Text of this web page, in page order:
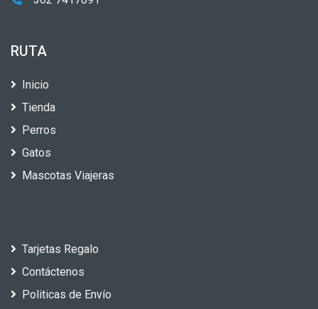
RUTA
Inicio
Tienda
Perros
Gatos
Mascotas Viajeras
Tarjetas Regalo
Contáctenos
Politicas de Envío